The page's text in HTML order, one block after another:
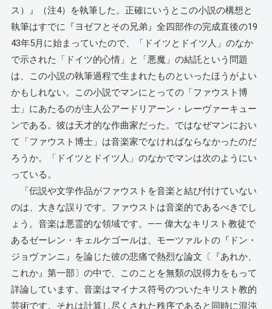
ス）』（注4）を執筆した。正確にいうとこの小説の構想と
執筆はすでに『ヨゼフとその兄弟』全四部作の完成直後の19
43年5月に始まっていたので、「ドイツとドイツ人」のなか
で示された「ドイツ的心情」と「悪魔」の結託という問題
は、この小説の執筆過程で生まれたものといったほうがよい
かもしれない。この小説でマンにとっての「ファウスト博
士」にあたるのが主人公アードリアーン・レーヴァーキュー
ンである。彼は天才的な作曲家だった。ではなぜマンにおい
て「ファウスト博士」は音楽家でなければならなかったのだ
ろうか。「ドイツとドイツ人」のなかでマンは次のようにい
っている。
「伝説や文学作品がファウストを音楽と結び付けていない
のは、大きな誤りです。ファウストは音楽的であるべきでし
ょう。音楽は悪霊的な領域です。―― 偉大なキリスト教徒で
あるゼーレン・キェルケゴールは、モーツァルトの『ドン・
ジョヴァンニ』を論じた彼の悲痛で熱烈な論文〔『あれか、
これか』第一部〕の中で、このことを無類の説得力をもって
詳論しています。音楽はマイナス符号のついたキリスト教的
芸術です。それは計算し尽くされた秩序であると同時に混沌